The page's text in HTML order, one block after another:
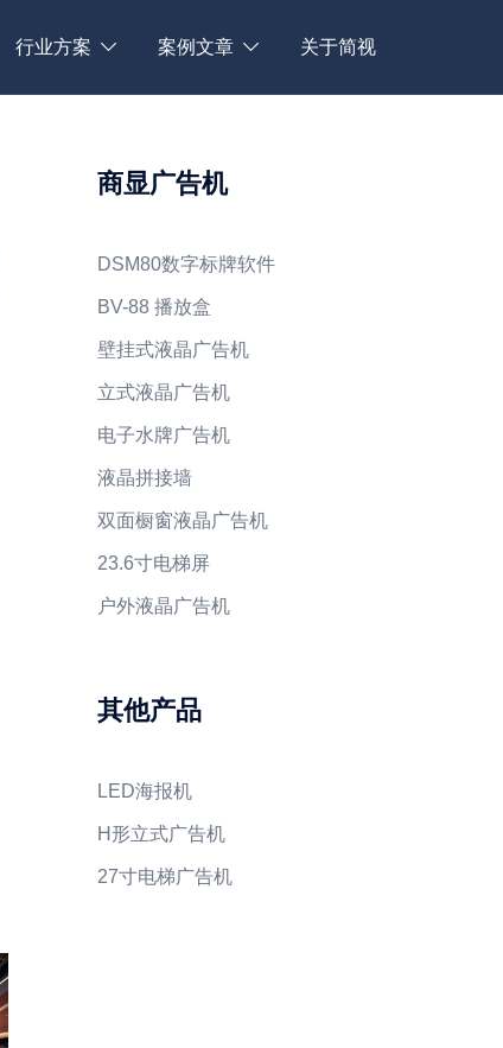
行业方案 案例文章 关于简视
商显广告机
DSM80数字标牌软件
BV-88 播放盒
壁挂式液晶广告机
立式液晶广告机
电子水牌广告机
液晶拼接墙
双面橱窗液晶广告机
23.6寸电梯屏
户外液晶广告机
其他产品
LED海报机
H形立式广告机
27寸电梯广告机